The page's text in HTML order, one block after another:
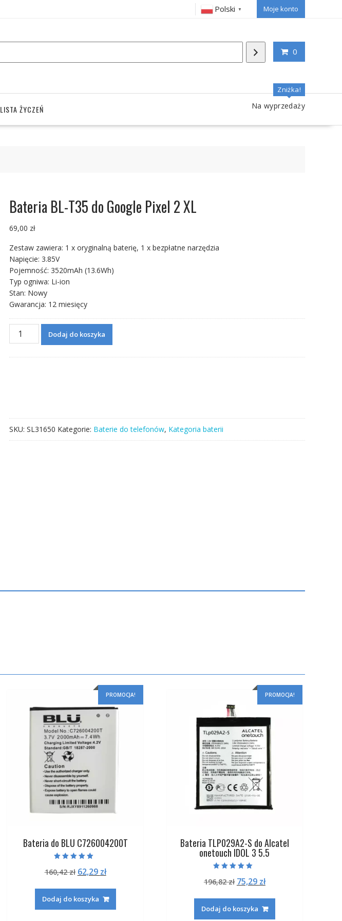
Polski ▼ Moje konto
0
LISTA ŻYCZEŃ
Zniżka!
Na wyprzedaży
Bateria BL-T35 do Google Pixel 2 XL
69,00 zł
Zestaw zawiera: 1 x oryginalną baterię, 1 x bezpłatne narzędzia
Napięcie: 3.85V
Pojemność: 3520mAh (13.6Wh)
Typ ogniwa: Li-ion
Stan: Nowy
Gwarancja: 12 miesięcy
ilość
XL
Dodaj do koszyka
SKU: SL31650 Kategorie: Baterie do telefonów, Kategoria baterii
PROMOCJA!
Bateria do BLU C726004200T
5.00
na 5
160,42zł Pierwotna
wynosiła:
160,42 zł.
62,29 złAktualna
62,29 zł.
Dodaj do koszyka
PROMOCJA!
Bateria TLP029A2-S do Alcatel
onetouch IDOL 3 5.5
5.00
na 5
196,82zł Pierwotna
wynosiła:
196,82 zł.
75,29 złAktualna
75,29 zł.
Dodaj do koszyka